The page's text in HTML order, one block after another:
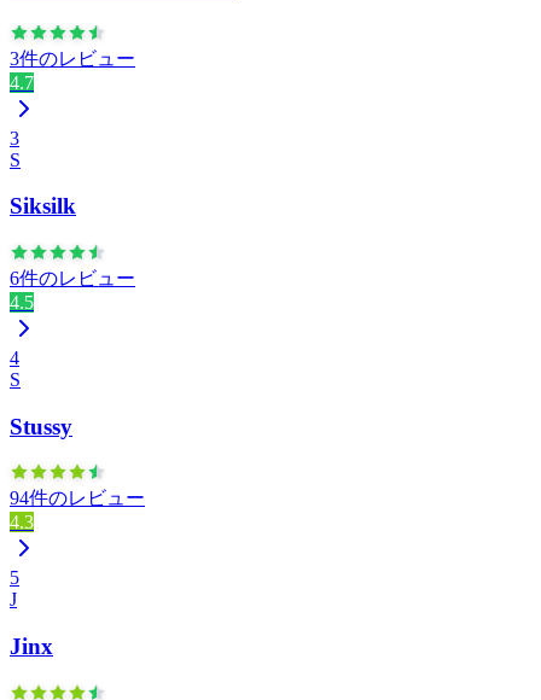
3件のレビュー
4.7
3
S
Siksilk
6件のレビュー
4.5
4
S
Stussy
94件のレビュー
4.3
5
J
Jinx